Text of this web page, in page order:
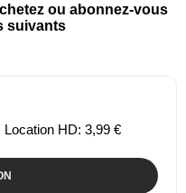
ou abonnez-vous
suivants
HD: 3,99 €